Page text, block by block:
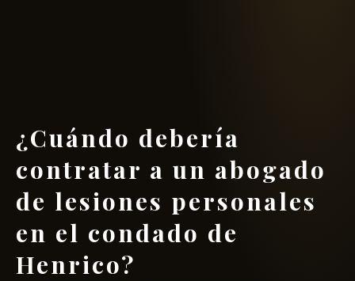
¿Cuándo debería
contratar a un abogado
de lesiones personales
en el condado de
Henrico?